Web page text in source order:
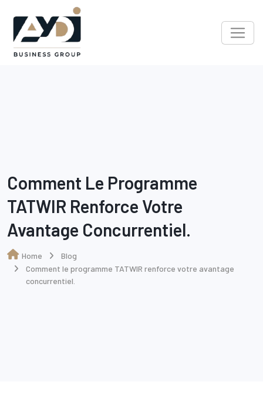
content
Comment Le Programme
TATWIR Renforce Votre
Avantage Concurrentiel.
Home
Blog
Comment le programme TATWIR renforce votre avantage
concurrentiel.